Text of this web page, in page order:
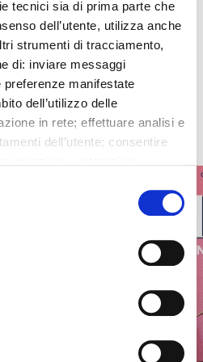
tecnici sia di prima parte che
dell’utente, utilizza anche
strumenti di tracciamento,
di: inviare messaggi
manifestate
dell’utilizzo delle
in rete; effettuare analisi e
dell’utente; consentire
all’uso di tutti i cookie non
di profilazione, analitici e
e può essere revocato in
desidera modificare le
sapere di più sui cookie che
da dove è
sulla X in alto a destra -